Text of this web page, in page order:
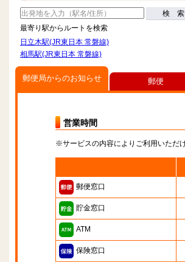
検 索
最寄り駅からルートを検索
日立木駅(JR東日本 常磐線)
相馬駅(JR東日本 常磐線)
郵便局からのお知らせ
営業時間
※サービスの内容によりご利用いただ
郵便窓口
貯金窓口
ATM
保険窓口
郵便